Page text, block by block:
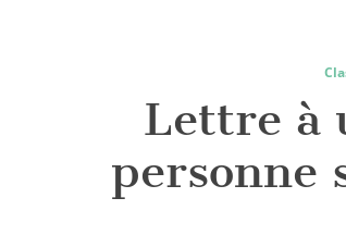
Lettre à
personne